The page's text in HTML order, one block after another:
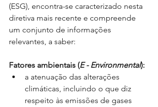
(ESG), encontra-se caracterizado nesta
diretiva mais recente e compreende
um conjunto de informações
relevantes, a saber:
Fatores ambientais (E - Environmental):
a atenuação das alterações
climáticas, incluindo o que diz
respeito às emissões de gases